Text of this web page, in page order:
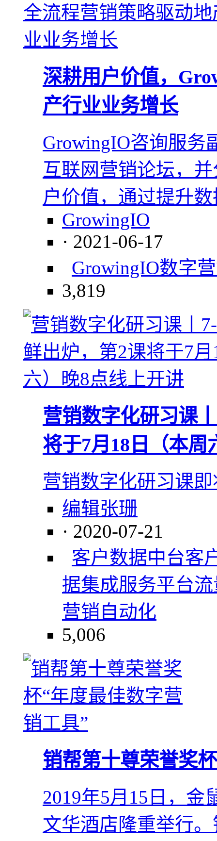
深耕用户价值，
产行业业务增长
GrowingIO咨询服务
互联网营销论坛，
户价值，通过提升
GrowingIO
· 2021-06-17
GrowingIO数字
3,819
营销数字化研习课
将于7月18日（本周
营销数字化研习课
编辑张珊
· 2020-07-21
客户数据中台客
据集成服务平台
营销自动化
5,006
销帮第十尊荣誉奖
2019年5月15日，金
文华酒店隆重举行